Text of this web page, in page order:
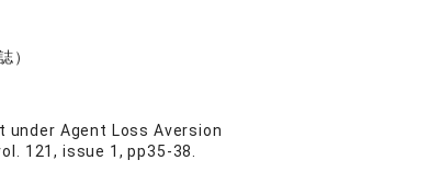
）
under Agent Loss Aversion
121, issue 1, pp35-38.